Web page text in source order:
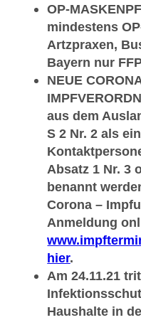
OP-
mindestens
Artzpraxen,
Bayern nur
NEUE
aus dem
S 2 Nr. 2 als
Absatz 1 Nr. 3
benannt
Corona –
Anmeldung
hier.
Am 24.11.21
Haushalte in